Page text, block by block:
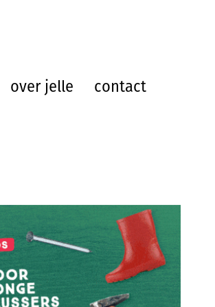
over jelle contact